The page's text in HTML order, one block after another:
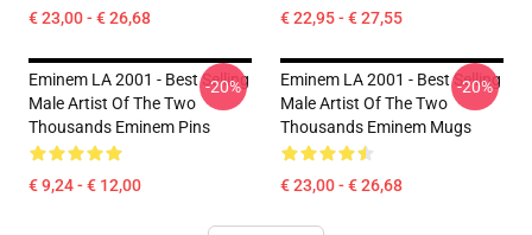
€ 23,00 - € 26,68 € 22,95 - € 27,55
Eminem LA 2001 - Best Selling
Male Artist Of The Two
Thousands Eminem Pins
€ 9,24 - € 12,00
-20%
Eminem LA 2001 - Best Selling
Male Artist Of The Two
Thousands Eminem Mugs
€ 23,00 - € 26,68
-20%